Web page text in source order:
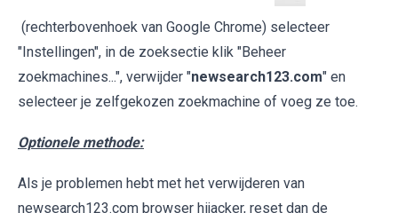
(rechterbovenhoek van Google Chrome) selecteer
"Instellingen", in de zoeksectie klik "Beheer
zoekmachines...", verwijder "newsearch123.com" en
selecteer je zelfgekozen zoekmachine of voeg ze toe.
Optionele methode:
Als je problemen hebt met het verwijderen van
newsearch123.com browser hijacker, reset dan de